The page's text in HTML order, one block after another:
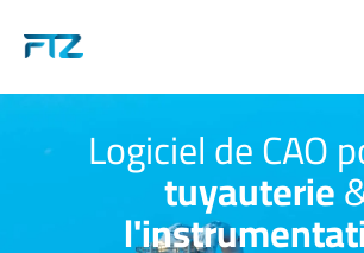
Logiciel de CAO
tuyauterie